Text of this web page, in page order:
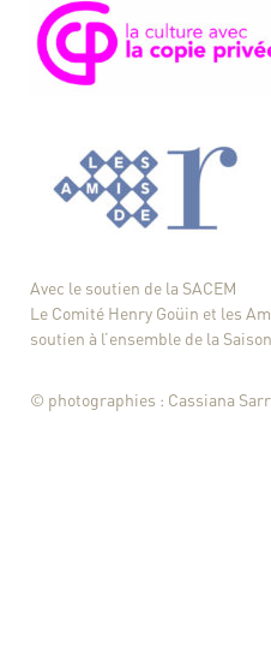
Avec le soutien de la SACEM
Le Comité Henry Goüin et les
soutien à l’ensemble de la
© photographies : Cassiana